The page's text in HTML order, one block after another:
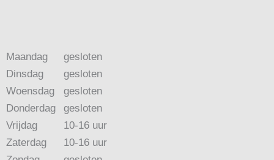
Maandag
Dinsdag
Woensdag
Donderdag
Vrijdag
Zaterdag
gesloten
gesloten
gesloten
gesloten
10-16 uur
10-16 uur